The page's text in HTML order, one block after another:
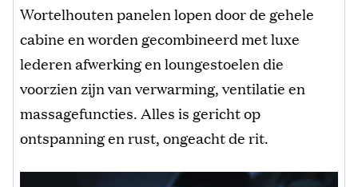
Wortelhouten panelen lopen door de gehele
cabine en worden gecombineerd met luxe
lederen afwerking en loungestoelen die
voorzien zijn van verwarming, ventilatie en
massagefuncties. Alles is gericht op
ontspanning en rust, ongeacht de rit.